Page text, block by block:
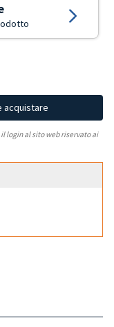
acquistare
login al sito web riservato ai